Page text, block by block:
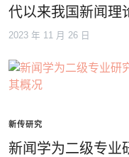
代以来我国新闻理
2023 年 11 月 26 日
新传研究
新闻学为二级专业